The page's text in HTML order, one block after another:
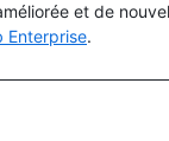
et de
Enterprise.